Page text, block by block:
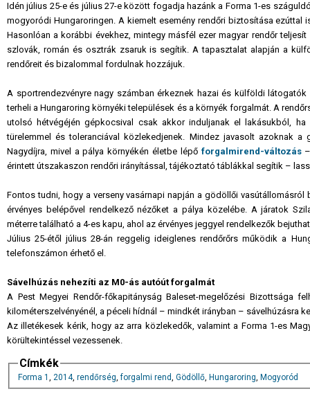
Idén július 25-e és július 27-e között fogadja hazánk a Forma 1-es
mogyoródi Hungaroringen. A kiemelt esemény rendőri biztosítása ezúttal
Hasonlóan a korábbi évekhez, mintegy másfél ezer magyar rendőr
szlovák, román és osztrák zsaruk is segítik. A tapasztalat alapján a
rendőreit és bizalommal fordulnak hozzájuk.
A sportrendezvényre nagy számban érkeznek hazai és külföldi
terheli a Hungaroring környéki települések és a környék forgalmát. A
utolsó hétvégéjén gépkocsival csak akkor induljanak el lakásukból,
türelemmel és toleranciával közlekedjenek. Mindez javasolt azoknak
Nagydíjra, mivel a pálya környékén életbe lépő forgalmirend-változás–
érintett útszakaszon rendőri irányítással, tájékoztató táblákkal segítik –
Fontos tudni, hogy a verseny vasárnapi napján a gödöllői
érvényes belépővel rendelkező nézőket a pálya közelébe. A járatok
méterre található a 4-es kapu, ahol az érvényes jeggyel rendelkezők
Július 25-étől július 28-án reggelig ideiglenes rendőrőrs működik a
telefonszámon érhető el.
Sávelhúzás nehezíti az M0-ás autóút forgalmát
A Pest Megyei Rendőr-főkapitányság Baleset-megelőzési Bizottsága
kilométerszelvényénél, a péceli hídnál – mindkét irányban – sávelhúzásra
Az illetékesek kérik, hogy az arra közlekedők, valamint a Forma 1-es
körültekintéssel vezessenek.
Címkék
Forma 1 , 2014, rendőrség,forgalmi rend, Gödöllő, Hungaroring, Mogyoród